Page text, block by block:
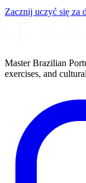
Zacznij uczyć się za
Master Brazilian
exercises, and